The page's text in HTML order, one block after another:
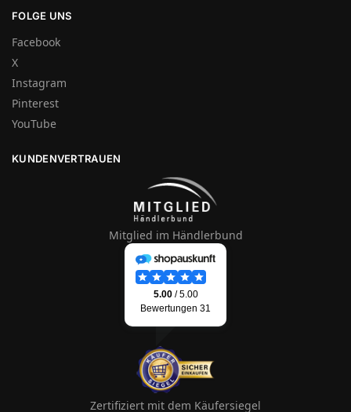
FOLGE UNS
Facebook
X
Instagram
Pinterest
YouTube
KUNDENVERTRAUEN
Mitglied im Händlerbund
Zertifiziert mit dem Käufersiegel